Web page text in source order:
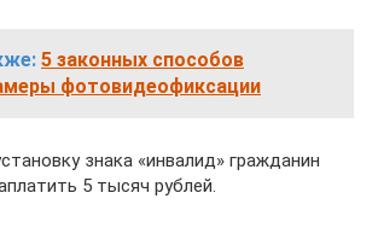
5 законных способов
фотовидеофиксации
знака «инвалид» гражданин
5 тысяч рублей.